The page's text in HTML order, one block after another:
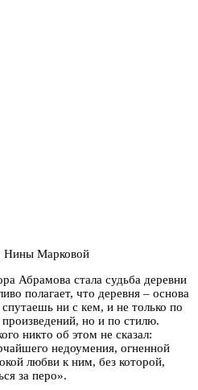
Нины Марковой
Абрамова стала судьба деревни
полагает, что деревня – основа
ни с кем, и не только по
но и по стилю.
никто об этом не сказал:
недоумения, огненной
любви к ним, без которой,
за перо».